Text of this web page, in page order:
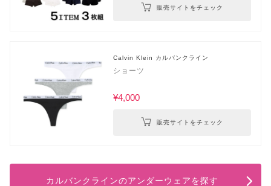
販売サイトをチェック
Calvin Klein カルバンクライン
ショーツ
¥4,000
販売サイトをチェック
カルバンクラインのアンダーウェアを探す